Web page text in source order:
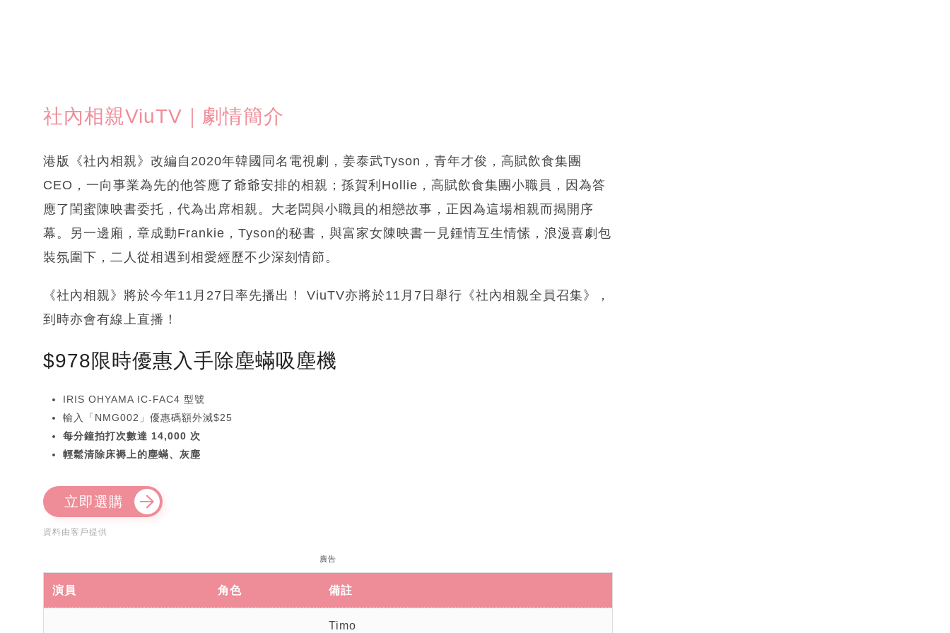
社內相親ViuTV｜劇情簡介
港版《社內相親》改編自2020年韓國同名電視劇，姜泰武Tyson，青年才俊，高賦飲食集團
CEO，一向事業為先的他答應了爺爺安排的相親；孫賀利Hollie，高賦飲食集團小職員，因為答
應了閨蜜陳映書委托，代為出席相親。大老闆與小職員的相戀故事，正因為這場相親而揭開序
幕。另一邊廂，章成動Frankie，Tyson的秘書，與富家女陳映書一見鍾情互生情愫，浪漫喜劇包
裝氛圍下，二人從相遇到相愛經歷不少深刻情節。
《社內相親》將於今年11月27日率先播出！ ViuTV亦將於11月7日舉行《社內相親全員召集》，
到時亦會有線上直播！
$978限時優惠入手除塵蟎吸塵機
IRIS OHYAMA IC-FAC4 型號
輸入「NMG002」優惠碼額外減$25
每分鐘拍打次數達 14,000 次
輕鬆清除床褥上的塵蟎、灰塵
立即選購
資料由客戶提供
廣告
演員 角色 備註
Timo